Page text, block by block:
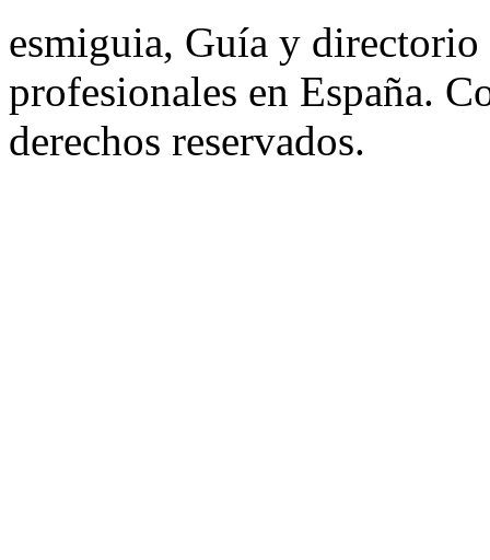
esmiguia, Guía y directorio
profesionales en España.
derechos reservados.